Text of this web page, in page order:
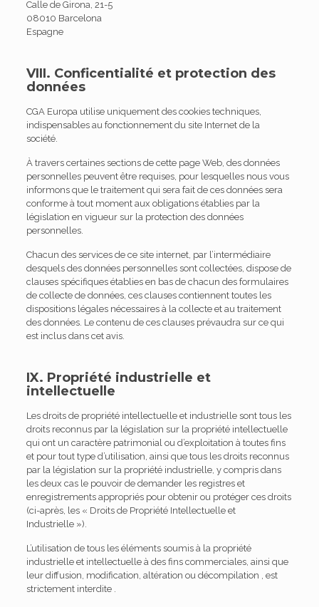
Calle de Girona, 21-5
08010 Barcelona
Espagne
VIII. Conficentialité et protection des
données
CGA Europa utilise uniquement des cookies techniques,
indispensables au fonctionnement du site Internet de la
société.
À travers certaines sections de cette page Web, des données
personnelles peuvent être requises, pour lesquelles nous vous
informons que le traitement qui sera fait de ces données sera
conforme à tout moment aux obligations établies par la
législation en vigueur sur la protection des données
personnelles.
Chacun des services de ce site internet, par l’intermédiaire
desquels des données personnelles sont collectées, dispose de
clauses spécifiques établies en bas de chacun des formulaires
de collecte de données, ces clauses contiennent toutes les
dispositions légales nécessaires à la collecte et au traitement
des données. Le contenu de ces clauses prévaudra sur ce qui
est inclus dans cet avis.
IX. Propriété industrielle et
intellectuelle
Les droits de propriété intellectuelle et industrielle sont tous les
droits reconnus par la législation sur la propriété intellectuelle
qui ont un caractère patrimonial ou d’exploitation à toutes fins
et pour tout type d’utilisation, ainsi que tous les droits reconnus
par la législation sur la propriété industrielle, y compris dans
les deux cas le pouvoir de demander les registres et
enregistrements appropriés pour obtenir ou protéger ces droits
(ci-après, les « Droits de Propriété Intellectuelle et
Industrielle »).
L’utilisation de tous les éléments soumis à la propriété
industrielle et intellectuelle à des fins commerciales, ainsi que
leur diffusion, modification, altération ou décompilation , est
strictement interdite .